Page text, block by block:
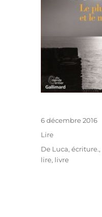
Publié
le
6 décembre 2016
Catégories
Lire
Étiquettes
De Luca,écriture.,
lire, livre